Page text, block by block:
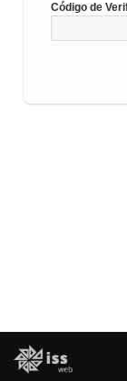
Código de